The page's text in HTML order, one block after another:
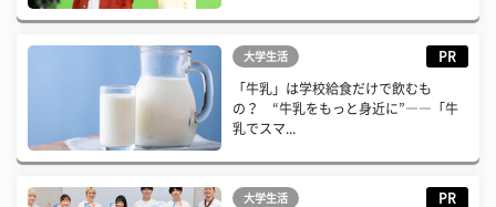
大学生活 PR
「牛乳」は学校給食だけで飲むも
の？ “牛乳をもっと身近に”――「牛
乳でスマ...
大学生活 PR